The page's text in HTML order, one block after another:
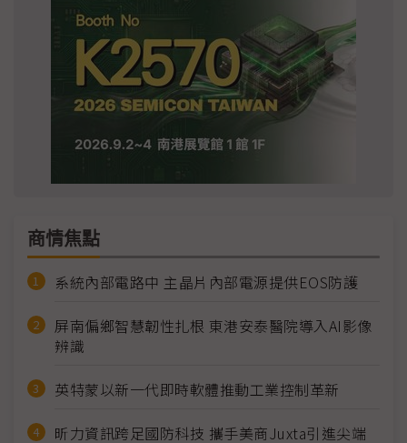
商情焦點
系統內部電路中 主晶片內部電源提供EOS防護
屏南偏鄉智慧韌性扎根 東港安泰醫院導入AI影像
辨識
英特蒙以新一代即時軟體推動工業控制革新
昕力資訊跨足國防科技 攜手美商Juxta引進尖端